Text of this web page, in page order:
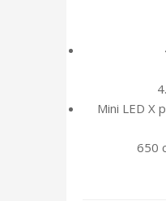
Mini LED X
650